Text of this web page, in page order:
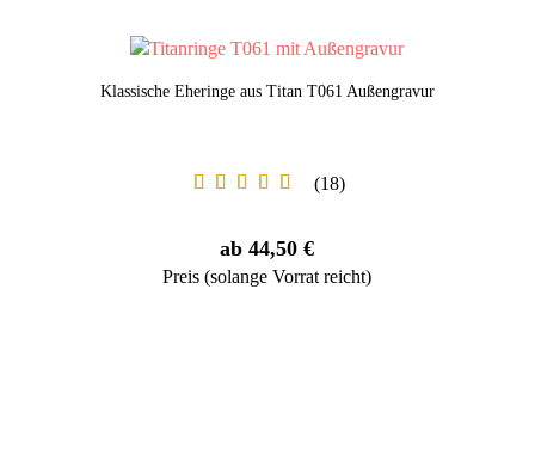
Klassische Eheringe aus Titan T061 Außengravur
18
ab 44,50 €
Preis (solange Vorrat reicht)